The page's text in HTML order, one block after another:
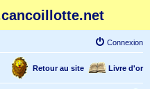
Connexion
Livre d'or
Retour au site